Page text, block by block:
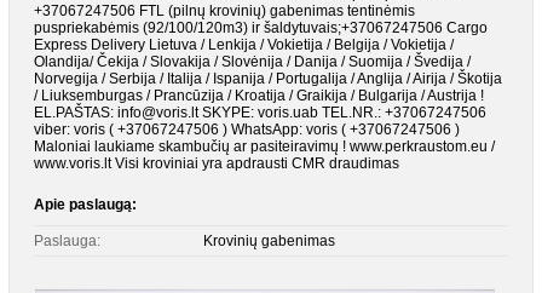
+37067247506 FTL (pilnų krovinių) gabenimas tentinėmis
puspriekabėmis (92/100/120m3) ir šaldytuvais;+37067247506 Cargo
Express Delivery Lietuva / Lenkija / Vokietija / Belgija / Vokietija /
Olandija/ Čekija / Slovakija / Slovėnija / Danija / Suomija / Švedija /
Norvegija / Serbija / Italija / Ispanija / Portugalija / Anglija / Airija / Škotija
/ Liuksemburgas / Prancūzija / Kroatija / Graikija / Bulgarija / Austrija !
EL.PAŠTAS: info@voris.lt SKYPE: voris.uab TEL.NR.: +37067247506
viber: voris ( +37067247506 ) WhatsApp: voris ( +37067247506 )
Maloniai laukiame skambučių ar pasiteiravimų ! www.perkraustom.eu /
www.voris.lt Visi kroviniai yra apdrausti CMR draudimas
Apie paslaugą:
Paslauga: Krovinių gabenimas